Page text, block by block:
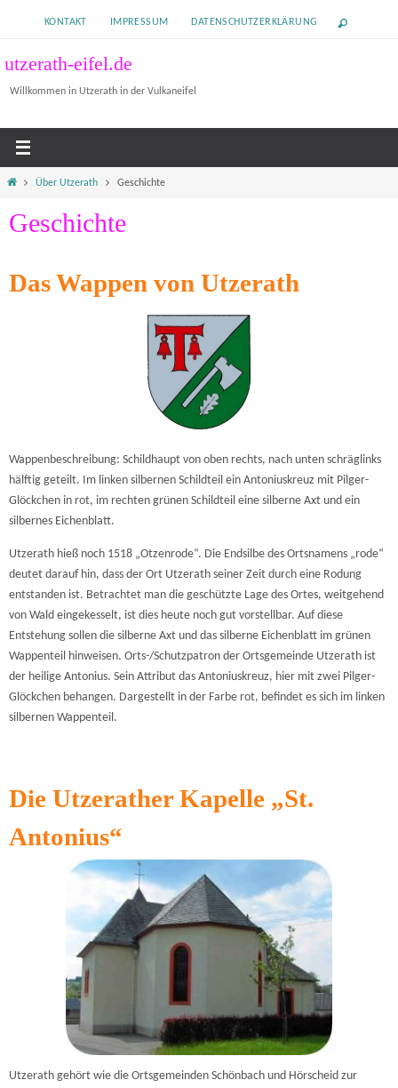
KONTAKT IMPRESSUM DATENSCHUTZERKLÄRUNG
utzerath-eifel.de
Willkommen in Utzerath in der Vulkaneifel
HomeÜber Utzerath Geschichte
Geschichte
Das Wappen von Utzerath
Wappenbeschreibung: Schildhaupt von oben rechts, nach unten schräglinks
hälftig geteilt. Im linken silbernen Schildteil ein Antoniuskreuz mit Pilger-
Glöckchen in rot, im rechten grünen Schildteil eine silberne Axt und ein
silbernes Eichenblatt.
Utzerath hieß noch 1518 „Otzenrode“. Die Endsilbe des Ortsnamens „rode“
deutet darauf hin, dass der Ort Utzerath seiner Zeit durch eine Rodung
entstanden ist. Betrachtet man die geschützte Lage des Ortes, weitgehend
von Wald eingekesselt, ist dies heute noch gut vorstellbar. Auf diese
Entstehung sollen die silberne Axt und das silberne Eichenblatt im grünen
Wappenteil hinweisen. Orts-/Schutzpatron der Ortsgemeinde Utzerath ist
der heilige Antonius. Sein Attribut das Antoniuskreuz, hier mit zwei Pilger-
Glöckchen behangen. Dargestellt in der Farbe rot, befindet es sich im linken
silbernen Wappenteil.
Die Utzerather Kapelle „St.
Antonius“
Utzerath gehört wie die Ortsgemeinden Schönbach und Hörscheid zur